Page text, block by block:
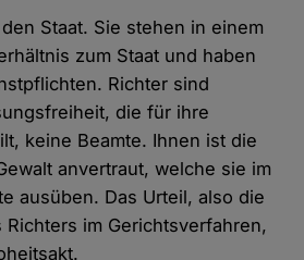
Staat. Sie stehen in einem
zum Staat und haben
Richter sind
die für ihre
keine Beamte. Ihnen ist die
anvertraut, welche sie im
ausüben. Das Urteil, also die
im Gerichtsverfahren,